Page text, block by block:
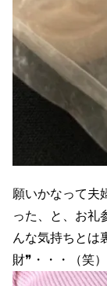
願いかなって夫
った、と、お礼
んな気持ちとは
財❞・・・（笑）